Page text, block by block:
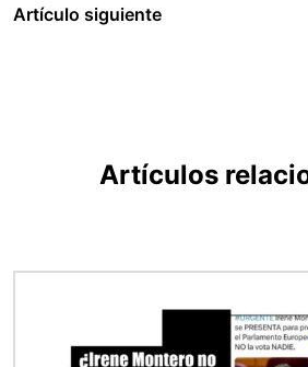
Artículo siguiente
Artículos